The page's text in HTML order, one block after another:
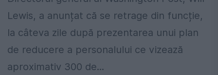
Lewis, a anunțat că se retrage din funcție,
la câteva zile după prezentarea unui plan
de reducere a personalului ce vizează
aproximativ 300 de...